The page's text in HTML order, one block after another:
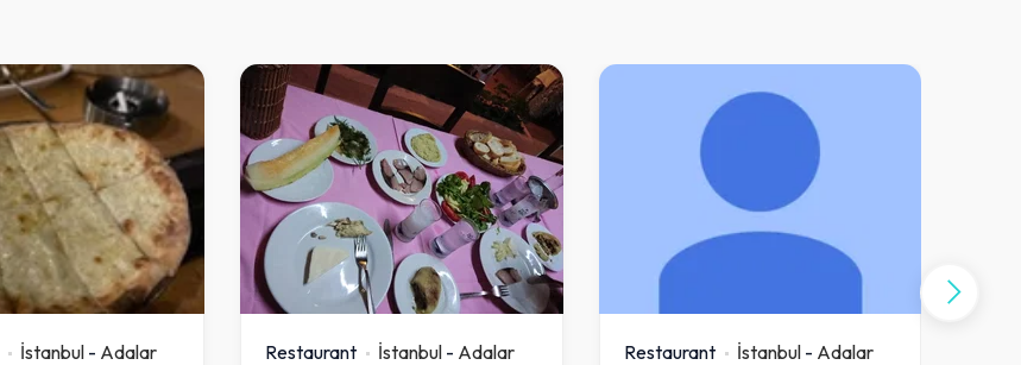
İstanbul- Adalar Restaurant İstanbul - Adalar Restaurant İstanbul- Adalar